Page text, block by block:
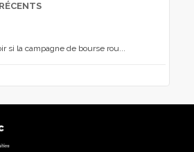
si la campagne de bourse rou...